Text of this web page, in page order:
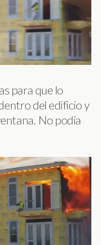
para que lo
del edificio y
No podía